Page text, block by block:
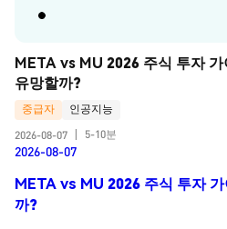
META vs MU 2026 주식 투자
유망할까?
중급자
인공지능
2026-08-07
5-10분
2026-08-07
META vs MU 2026 주식 투자
까?